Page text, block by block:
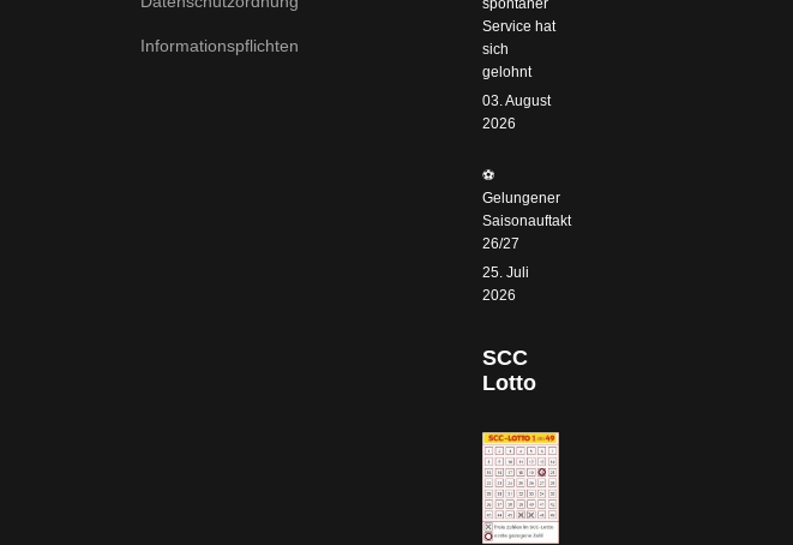
Informationspflichten
spontaner
Service hat
sich
gelohnt
03. August
2026
⚽️
Gelungener
Saisonauftakt
26/27
25. Juli
2026
SCC
Lotto